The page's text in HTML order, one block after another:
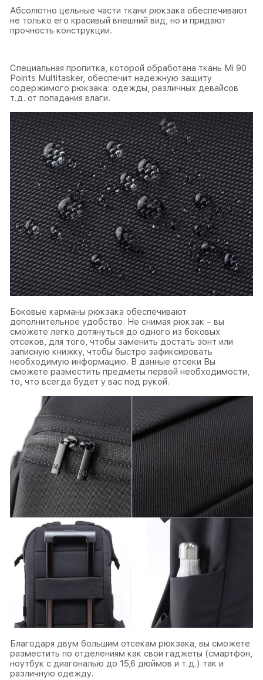
Абсолютно цельные части ткани рюкзака обеспечивают
не только его красивый внешний вид, но и придают
прочность конструкции.
Специальная пропитка, которой обработана ткань Mi 90
Points Multitasker, обеспечит надежную защиту
содержимого рюкзака: одежды, различных девайсов
т.д. от попадания влаги.
Боковые карманы рюкзака обеспечивают
дополнительное удобство. Не снимая рюкзак – вы
сможете легко дотянуться до одного из боковых
отсеков, для того, чтобы заменить достать зонт или
записную книжку, чтобы быстро зафиксировать
необходимую информацию. В данные отсеки Вы
сможете разместить предметы первой необходимости,
то, что всегда будет у вас под рукой.
Благодаря двум большим отсекам рюкзака, вы сможете
разместить по отделениям как свои гаджеты (смартфон,
ноутбук с диагональю до 15,6 дюймов и т.д.) так и
различную одежду.